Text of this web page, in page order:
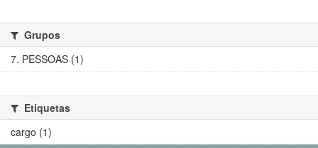
Grupos
7. PESSOAS (1)
Etiquetas
cargo (1)